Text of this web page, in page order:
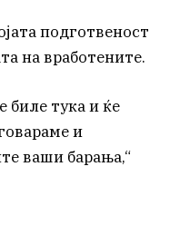
подготвеност
на вработените.
биле тука и ќе
и
ваши барања,“